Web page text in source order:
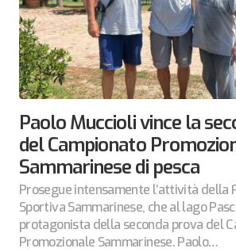
Paolo Muccioli vince la
del Campionato
Sammarinese di pesca
Prosegue intensamente l’attività della
Sportiva Sammarinese, che al lago
protagonista della seconda prova del
Promozionale Sammarinese. Paolo…